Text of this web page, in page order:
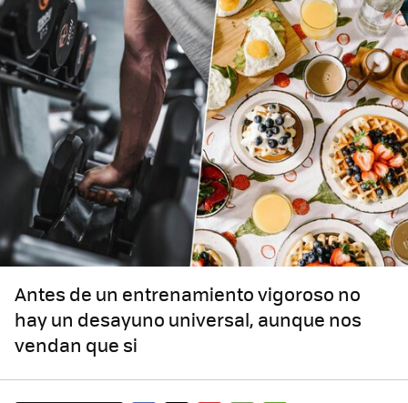
Antes de un entrenamiento vigoroso no
hay un desayuno universal, aunque nos
vendan que si